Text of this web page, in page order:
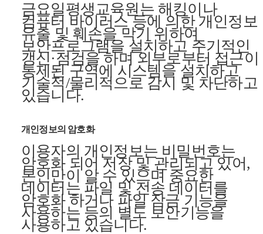
금요일평생교육원는 해킹이나
컴퓨터 바이러스 등에 의한 개인정보
유출 및 훼손을 막기 위하여
보안프로그램을 설치하고 주기적인
갱신·점검을 하며 외부로부터 접근이
통제된 구역에 시스템을 설치하고
기술적/물리적으로 감시 및 차단하고
있습니다.
개인정보의 암호화
이용자의 개인정보는 비밀번호는
암호화 되어 저장 및 관리되고 있어,
본인만이 알 수 있으며 중요한
데이터는 파일 및 전송 데이터를
암호화 하거나 파일 잠금 기능을
사용하는 등의 별도 보안기능을
사용하고 있습니다.